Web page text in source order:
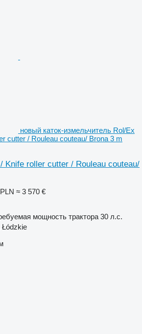
новый каток-измельчитель Rol/Ex
cutter / Rouleau couteau/ Brona 3 m
Knife roller cutter / Rouleau couteau/
≈ 3 570 €
мощность трактора 30 л.с.